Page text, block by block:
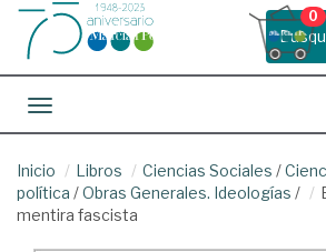
0
Toggle navigation
Inicio Libros Ciencias Sociales /
política /Obras Generales. Ideologías /
mentira fascista